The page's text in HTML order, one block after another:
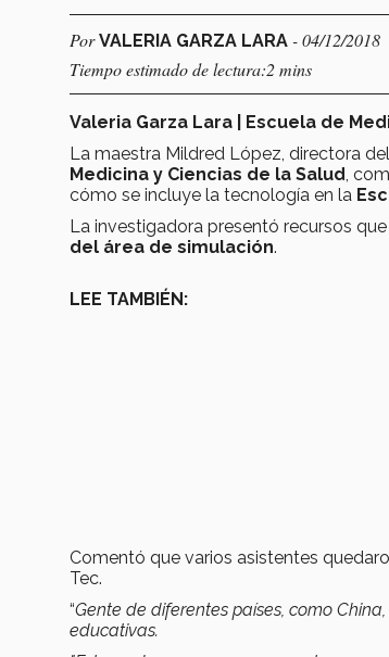
PorVALERIA GARZA LARA - 04/12/2018
Tiempo estimado de lectura:2 mins
Valeria Garza Lara | Escuela de
La maestra Mildred López, directora del
Medicina y Ciencias de la Salud ,
cómo se incluye la tecnología en la
La investigadora presentó recursos
del área de simulación.
LEE TAMBIÉN:
Comentó que varios asistentes
Tec.
“Gente de diferentes países, como
educativas.